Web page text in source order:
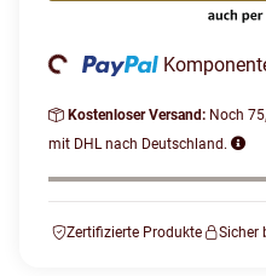
Kostenloser Versand: Noch
mit DHL nach Deutschland.
Zertifizierte Produkte Sicher